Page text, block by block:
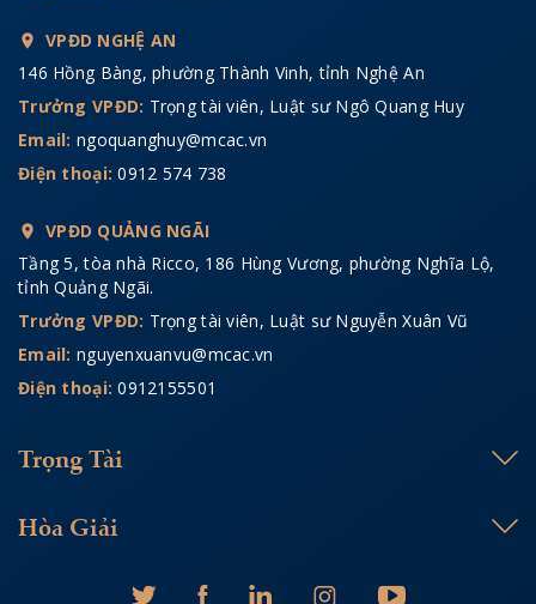
VPĐD NGHỆ AN
146 Hồng Bàng, phường Thành Vinh, tỉnh Nghệ An
Trưởng VPĐD: Trọng tài viên, Luật sư Ngô Quang Huy
Email: ngoquanghuy@mcac.vn
Điện thoại:0912 574 738
VPĐD QUẢNG NGÃI
Tầng 5, tòa nhà Ricco, 186 Hùng Vương, phường Nghĩa Lộ,
tỉnh Quảng Ngãi.
Trưởng VPĐD: Trọng tài viên, Luật sư Nguyễn Xuân Vũ
Email: nguyenxuanvu@mcac.vn
Điện thoại:0912155501
Trọng Tài
Hòa Giải